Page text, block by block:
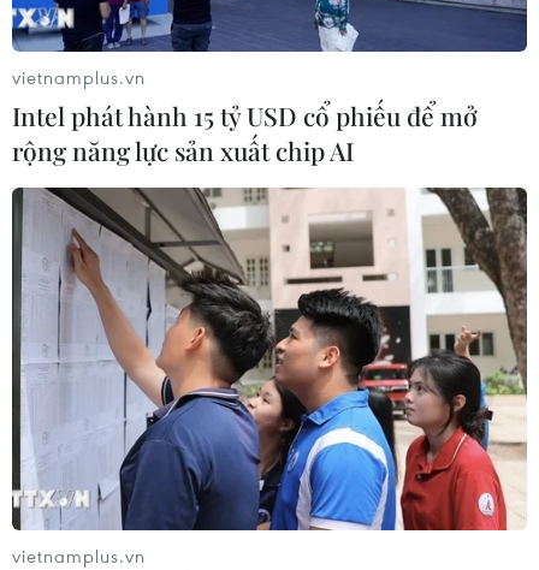
Ghi nhận tại khu vực xảy ra sự cố vào ngày 28/2, một số người
sau đêm di tản đã trở về nhà lấy thêm đồ đạc cần thiết đưa
đến nơi ở tạm. Đặc biệt, nhiều căn nhà cao tầng tại đây xuất
hiện hàng loạt vết nứt khiến người dân lo lắng. (Ảnh: Minh
Sơn/Vietnam+)
vietnamplus.vn
Intel phát hành 15 tỷ USD cổ phiếu để mở
rộng năng lực sản xuất chip AI
vietnamplus.vn